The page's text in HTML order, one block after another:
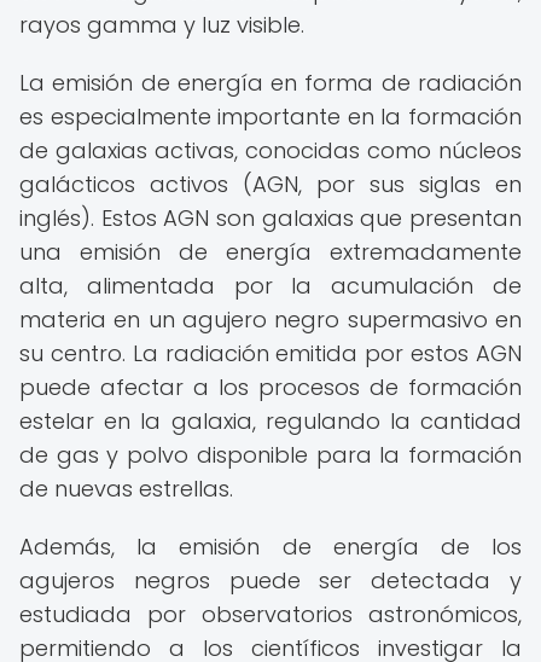
rayos gamma y luz visible.
La emisión de energía en forma de radiación
es especialmente importante en la formación
de galaxias activas, conocidas como núcleos
galácticos activos (AGN, por sus siglas en
inglés). Estos AGN son galaxias que presentan
una emisión de energía extremadamente
alta, alimentada por la acumulación de
materia en un agujero negro supermasivo en
su centro. La radiación emitida por estos AGN
puede afectar a los procesos de formación
estelar en la galaxia, regulando la cantidad
de gas y polvo disponible para la formación
de nuevas estrellas.
Además, la emisión de energía de los
agujeros negros puede ser detectada y
estudiada por observatorios astronómicos,
permitiendo a los científicos investigar la